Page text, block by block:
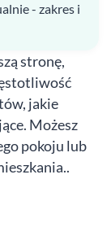
- zakres i
stronę,
jakie
Możesz
pokoju lub